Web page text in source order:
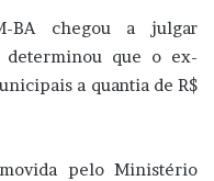
BA chegou a julgar
determinou que o ex-
a quantia de R$
pelo Ministério